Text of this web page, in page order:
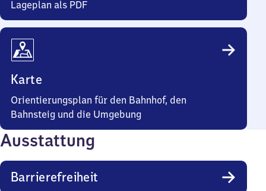
Lageplan als PDF
Karte
Orientierungsplan für den Bahnhof, den
Bahnsteig und die Umgebung
Ausstattung
Barrierefreiheit